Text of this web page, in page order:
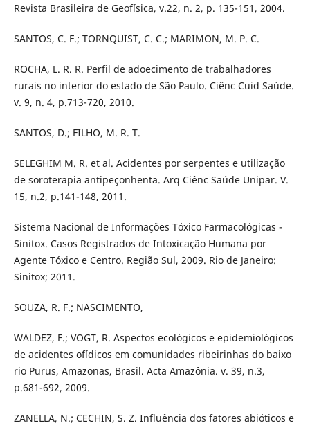
Revista Brasileira de Geofísica, v.22, n. 2, p. 135-151, 2004.
SANTOS, C. F.; TORNQUIST, C. C.; MARIMON, M. P. C.
ROCHA, L. R. R. Perfil de adoecimento de trabalhadores
rurais no interior do estado de São Paulo. Ciênc Cuid Saúde.
v. 9, n. 4, p.713-720, 2010.
SANTOS, D.; FILHO, M. R. T.
SELEGHIM M. R. et al. Acidentes por serpentes e utilização
de soroterapia antipeçonhenta. Arq Ciênc Saúde Unipar. V.
15, n.2, p.141-148, 2011.
Sistema Nacional de Informações Tóxico Farmacológicas -
Sinitox. Casos Registrados de Intoxicação Humana por
Agente Tóxico e Centro. Região Sul, 2009. Rio de Janeiro:
Sinitox; 2011.
SOUZA, R. F.; NASCIMENTO,
WALDEZ, F.; VOGT, R. Aspectos ecológicos e epidemiológicos
de acidentes ofídicos em comunidades ribeirinhas do baixo
rio Purus, Amazonas, Brasil. Acta Amazônia. v. 39, n.3,
p.681-692, 2009.
ZANELLA, N.; CECHIN, S. Z. Influência dos fatores abióticos e